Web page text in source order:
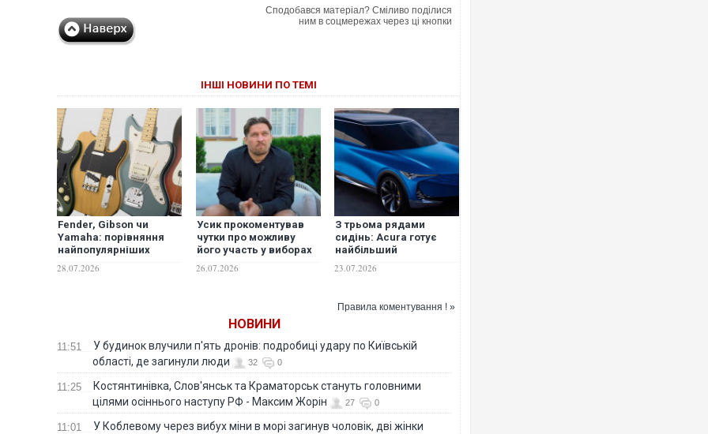
Сподобався матеріал? Сміливо поділися
ним в соцмережах через ці кнопки
ІНШІ НОВИНИ ПО ТЕМІ
Fender, Gibson чи
Yamaha: порівняння
найпопулярніших
28.07.2026
Усик прокоментував
чутки про можливу
його участь у виборах
26.07.2026
З трьома рядами
сидінь: Acura готує
найбільший
23.07.2026
Правила коментування ! »
НОВИНИ
11:51
У будинок влучили п'ять дронів: подробиці удару по Київській
області, де загинули люди
32 0
11:25
Костянтинівка, Слов'янськ та Краматорськ стануть головними
цілями осіннього наступу РФ - Максим Жорін
27 0
11:01
У Коблевому через вибух міни в морі загинув чоловік, дві жінки